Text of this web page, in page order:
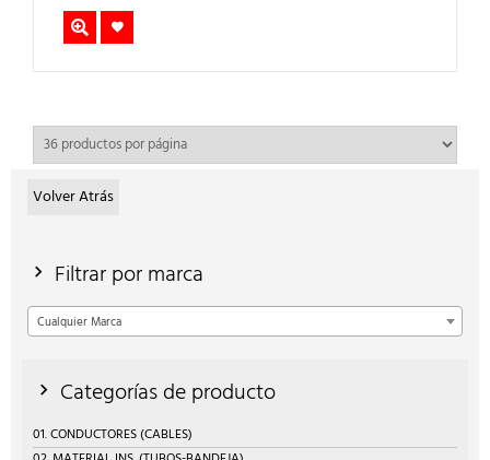
Volver Atrás
Filtrar por marca
Cualquier Marca
Categorías de producto
01. CONDUCTORES (CABLES)